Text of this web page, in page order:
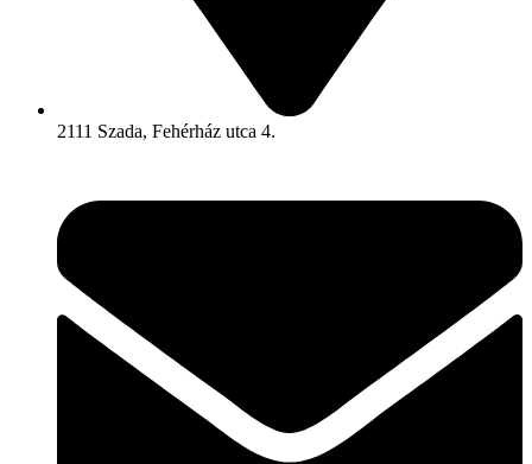
2111 Szada, Fehérház utca 4.